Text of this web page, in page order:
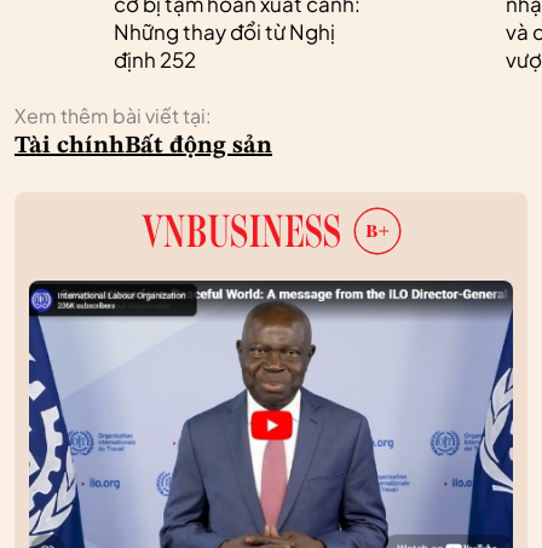
Những thay đổi từ Nghị
định 252
và
Xem thêm bài viết tại:
Tài chínhBất động sản